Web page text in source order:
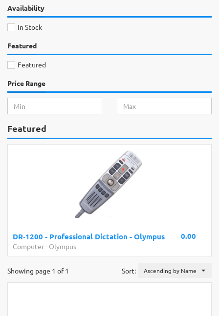
Availability
In Stock
Featured
Featured
Price Range
Featured
0.00
DR‑1200 - Professional Dictation - Olympus
Computer- Olympus
Sort: Ascending by Name
Showing page 1 of 1